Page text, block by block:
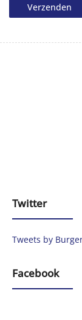
Verzenden
Twitter
Tweets by
Facebook